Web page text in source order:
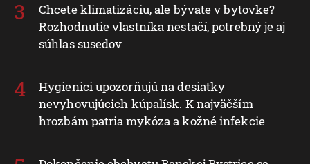
Chcete klimatizáciu, ale bývate v bytovke?
Rozhodnutie vlastníka nestačí, potrebný je aj
súhlas susedov
Hygienici upozorňujú na desiatky
nevyhovujúcich kúpalísk. K najväčším
hrozbám patria mykóza a kožné infekcie